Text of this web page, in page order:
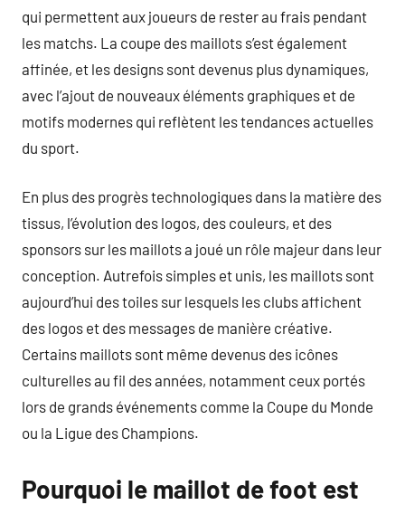
qui permettent aux joueurs de rester au frais pendant
les matchs. La coupe des maillots s’est également
affinée, et les designs sont devenus plus dynamiques,
avec l’ajout de nouveaux éléments graphiques et de
motifs modernes qui reflètent les tendances actuelles
du sport.
En plus des progrès technologiques dans la matière des
tissus, l’évolution des logos, des couleurs, et des
sponsors sur les maillots a joué un rôle majeur dans leur
conception. Autrefois simples et unis, les maillots sont
aujourd’hui des toiles sur lesquels les clubs affichent
des logos et des messages de manière créative.
Certains maillots sont même devenus des icônes
culturelles au fil des années, notamment ceux portés
lors de grands événements comme la Coupe du Monde
ou la Ligue des Champions.
Pourquoi le maillot de foot est